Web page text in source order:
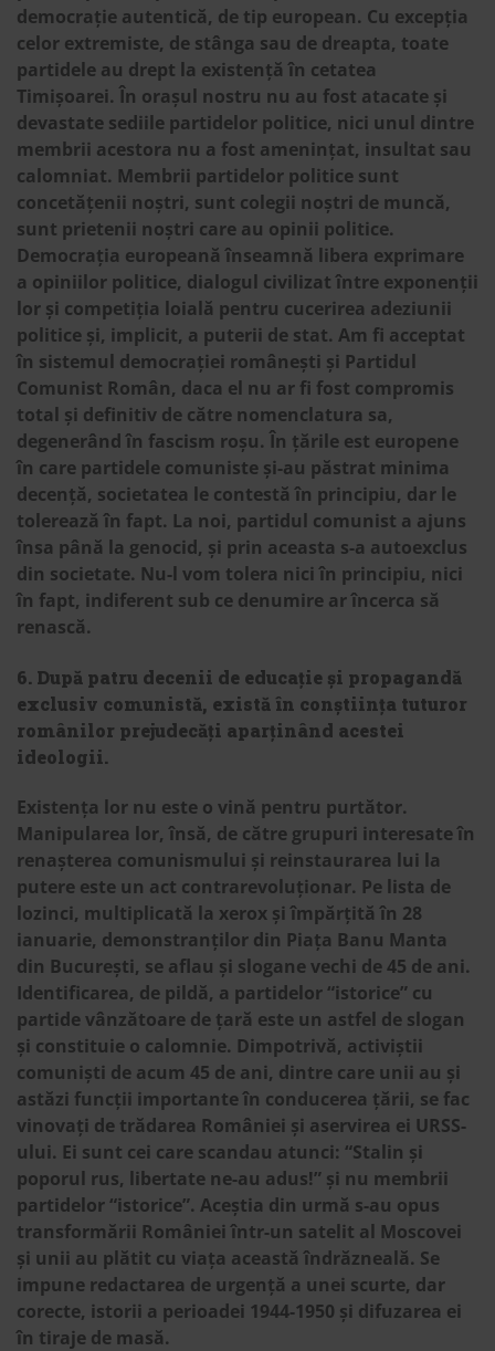
democrație autentică, de tip european. Cu excepția
celor extremiste, de stânga sau de dreapta, toate
partidele au drept la existență în cetatea
Timișoarei. În orașul nostru nu au fost atacate și
devastate sediile partidelor politice, nici unul dintre
membrii acestora nu a fost amenințat, insultat sau
calomniat. Membrii partidelor politice sunt
concetățenii noștri, sunt colegii noștri de muncă,
sunt prietenii noștri care au opinii politice.
Democrația europeană înseamnă libera exprimare
a opiniilor politice, dialogul civilizat între exponenții
lor și competiția loială pentru cucerirea adeziunii
politice și, implicit, a puterii de stat. Am fi acceptat
în sistemul democrației românești și Partidul
Comunist Român, daca el nu ar fi fost compromis
total și definitiv de către nomenclatura sa,
degenerând în fascism roșu. În țările est europene
în care partidele comuniste și-au păstrat minima
decență, societatea le contestă în principiu, dar le
tolerează în fapt. La noi, partidul comunist a ajuns
însa până la genocid, și prin aceasta s-a autoexclus
din societate. Nu-l vom tolera nici în principiu, nici
în fapt, indiferent sub ce denumire ar încerca să
renască.
6. După patru decenii de educație și propagandă
exclusiv comunistă, există în conștiința tuturor
românilor prejudecăți aparținând acestei
ideologii.
Existența lor nu este o vină pentru purtător.
Manipularea lor, însă, de către grupuri interesate în
renașterea comunismului și reinstaurarea lui la
putere este un act contrarevoluționar. Pe lista de
lozinci, multiplicată la xerox și împărțită în 28
ianuarie, demonstranților din Piața Banu Manta
din București, se aflau și slogane vechi de 45 de ani.
Identificarea, de pildă, a partidelor “istorice” cu
partide vânzătoare de țară este un astfel de slogan
și constituie o calomnie. Dimpotrivă, activiștii
comuniști de acum 45 de ani, dintre care unii au și
astăzi funcții importante în conducerea țării, se fac
vinovați de trădarea României și aservirea ei URSS-
ului. Ei sunt cei care scandau atunci: “Stalin și
poporul rus, libertate ne-au adus!” și nu membrii
partidelor “istorice”. Aceștia din urmă s-au opus
transformării României într-un satelit al Moscovei
și unii au plătit cu viața această îndrăzneală. Se
impune redactarea de urgență a unei scurte, dar
corecte, istorii a perioadei 1944-1950 și difuzarea ei
în tiraje de masă.